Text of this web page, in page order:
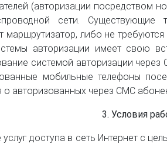
(авторизации посредством
сети.
маршрутизатор, либо не
авторизации имеет свою
системой авторизации
мобильные телефоны
авторизованных через СМС
3. Условия
доступа в сеть Интернет с